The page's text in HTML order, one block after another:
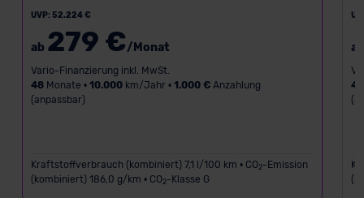
UVP: 52.224 €
ab 279 €/Monat
Vario-Finanzierung inkl. MwSt.
48Monate • 10.000km/Jahr • 1.000 €Anzahlung
(anpassbar)
Kraftstoffverbrauch (kombiniert) 7,1 l/100 km • CO2-Emission
(kombiniert) 186,0 g/km • CO2-Klasse G
48